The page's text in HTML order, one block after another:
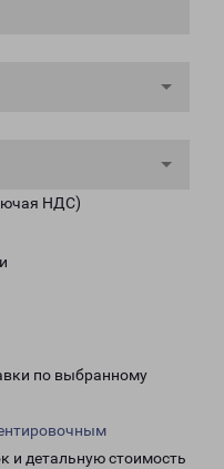
НДС)
по выбранному
и детальную стоимость